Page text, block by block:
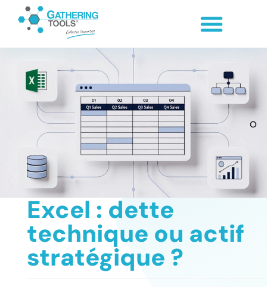
Excel : dette
technique ou actif
stratégique ?